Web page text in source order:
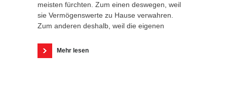
meisten fürchten. Zum einen deswegen, weil
sie Vermögenswerte zu Hause verwahren.
Zum anderen deshalb, weil die eigenen
Mehr lesen